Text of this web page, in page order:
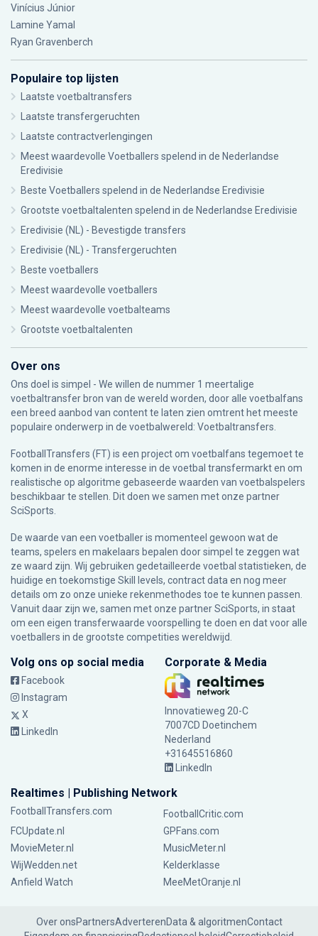
Vinícius Júnior
Lamine Yamal
Ryan Gravenberch
Populaire top lijsten
Laatste voetbaltransfers
Laatste transfergeruchten
Laatste contractverlengingen
Meest waardevolle Voetballers spelend in de Nederlandse
Eredivisie
Beste Voetballers spelend in de Nederlandse Eredivisie
Grootste voetbaltalenten spelend in de Nederlandse Eredivisie
Eredivisie (NL) - Bevestigde transfers
Eredivisie (NL) - Transfergeruchten
Beste voetballers
Meest waardevolle voetballers
Meest waardevolle voetbalteams
Grootste voetbaltalenten
Over ons
Ons doel is simpel - We willen de nummer 1 meertalige
voetbaltransfer bron van de wereld worden, door alle voetbalfans
een breed aanbod van content te laten zien omtrent het meeste
populaire onderwerp in de voetbalwereld: Voetbaltransfers.
FootballTransfers (FT) is een project om voetbalfans tegemoet te
komen in de enorme interesse in de voetbal transfermarkt en om
realistische op algoritme gebaseerde waarden van voetbalspelers
beschikbaar te stellen. Dit doen we samen met onze partner
SciSports
De waarde van een voetballer is momenteel gewoon wat de
teams, spelers en makelaars bepalen door simpel te zeggen wat
ze waard zijn. Wij gebruiken gedetailleerde voetbal statistieken, de
huidige en toekomstige Skill levels, contract data en nog meer
details om zo onze unieke rekenmethodes toe te kunnen passen.
Vanuit daar zijn we, samen met onze partner SciSports, in staat
om een eigen transferwaarde voorspelling te doen en dat voor alle
voetballers in de grootste competities wereldwijd.
Volg ons op social media
Facebook
Instagram
X
LinkedIn
Corporate & Media
Innovatieweg 20-C
7007CD Doetinchem
Nederland
+31645516860
LinkedIn
Realtimes | Publishing Network
FootballTransfers.com
FootballCritic.com
FCUpdate.nl
GPFans.com
MovieMeter.nl
MusicMeter.nl
WijWedden.net
Kelderklasse
Anfield Watch
MeeMetOranje.nl
Over onsPartnersAdverterenData & algoritmenContact